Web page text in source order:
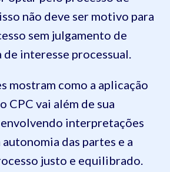
não deve ser motivo para
sem julgamento de
interesse processual.
mostram como a aplicação
CPC vai além de sua
interpretações
das partes e a
justo e equilibrado.